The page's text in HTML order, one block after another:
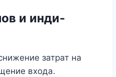
и инди-
затрат на
входа.